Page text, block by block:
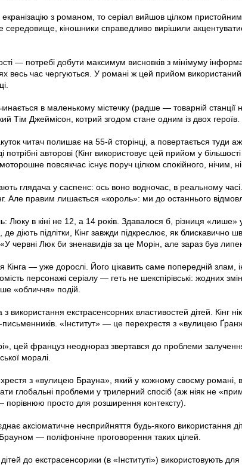
з романом, то серіал вийшов цілком
середовище, кіношники справедливо вирішили
— потребі добути максимум висновків з мінімуму
весь час чергуються. У романі ж цей прийом використаний
в маленькому містечку (радше — товарній станції
Тім Джеймісон, котрий згодом стане одним із двох героїв.
читач полишає на 55-й сторінці, а повертається туди
потрібні авторові (Кінг використовує цей прийом у
повсякчас існує поруч цілком спокійного, нічим,
глядача у саспенс: ось воно водночас, в реальному
Але правим лишається «король»: ми до останнього
Люку в кіні не 12, а 14 років. Здавалося б, різниця
діють підлітки, Кінг завжди підкреслює, як блискавично
«У червні Люк би зненавидів за це Морін, але зараз був
Кінга — уже дорослі. Його цікавить саме попередній злам,
персонажі серіалу — геть не шекспірівські: жодних
«обличчя» подій.
з використання екстрасенсорних властивостей дітей. Кінг
письменників. «Інститут» — це перехрестя з «вулицею
цей француз неоднораз звертався до проблеми
моралі.
з «вулицею Брауна», який у кожному своєму романі,
глобальні проблеми у трилерний спосіб (аж ніяк не
порівнюю просто для розширення контексту).
аксіоматичне несприйняття будь-якого використання
— поліфонічне проговорення таких цілей.
дітей до екстрасенсорики (в «Інституті») використовують для